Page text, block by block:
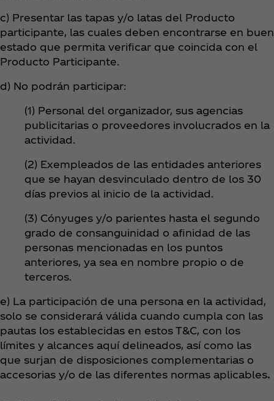
c) Presentar las tapas y/o latas del Producto
participante, las cuales deben encontrarse en buen
estado que permita verificar que coincida con el
Producto Participante.
d) No podrán participar:
(1) Personal del organizador, sus agencias
publicitarias o proveedores involucrados en la
actividad.
(2) Exempleados de las entidades anteriores
que se hayan desvinculado dentro de los 30
días previos al inicio de la actividad.
(3) Cónyuges y/o parientes hasta el segundo
grado de consanguinidad o afinidad de las
personas mencionadas en los puntos
anteriores, ya sea en nombre propio o de
terceros.
e) La participación de una persona en la actividad,
solo se considerará válida cuando cumpla con las
pautas los establecidas en estos T&C, con los
límites y alcances aquí delineados, así como las
que surjan de disposiciones complementarias o
accesorias y/o de las diferentes normas aplicables.